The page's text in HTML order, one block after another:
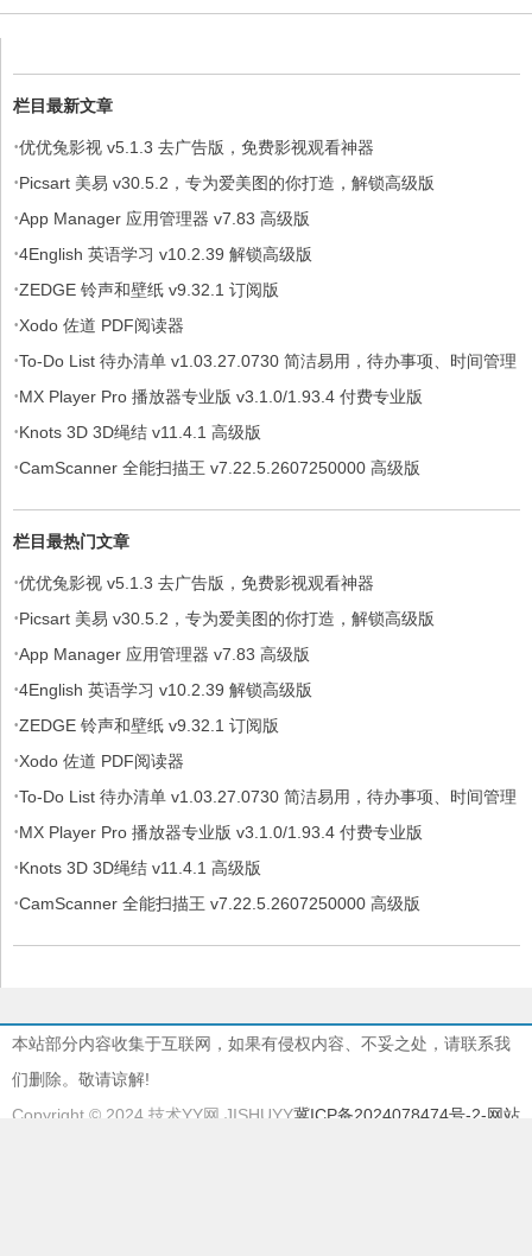
栏目最新文章
·优优兔影视 v5.1.3 去广告版，免费影视观看神器
·Picsart 美易 v30.5.2，专为爱美图的你打造，解锁高级版
·App Manager 应用管理器 v7.83 高级版
·4English 英语学习 v10.2.39 解锁高级版
·ZEDGE 铃声和壁纸 v9.32.1 订阅版
·Xodo 佐道 PDF阅读器
·To-Do List 待办清单 v1.03.27.0730 简洁易用，待办事项、时间管理
软件，解锁专业版
·MX Player Pro 播放器专业版 v3.1.0/1.93.4 付费专业版
·Knots 3D 3D绳结 v11.4.1 高级版
·CamScanner 全能扫描王 v7.22.5.2607250000 高级版
栏目最热门文章
·优优兔影视 v5.1.3 去广告版，免费影视观看神器
·Picsart 美易 v30.5.2，专为爱美图的你打造，解锁高级版
·App Manager 应用管理器 v7.83 高级版
·4English 英语学习 v10.2.39 解锁高级版
·ZEDGE 铃声和壁纸 v9.32.1 订阅版
·Xodo 佐道 PDF阅读器
·To-Do List 待办清单 v1.03.27.0730 简洁易用，待办事项、时间管理
软件，解锁专业版
·MX Player Pro 播放器专业版 v3.1.0/1.93.4 付费专业版
·Knots 3D 3D绳结 v11.4.1 高级版
·CamScanner 全能扫描王 v7.22.5.2607250000 高级版
本站部分内容收集于互联网，如果有侵权内容、不妥之处，请联系我
们删除。敬请谅解!
Copyright © 2024 技术YY网 JISHUYY冀ICP备2024078474号-2-网站